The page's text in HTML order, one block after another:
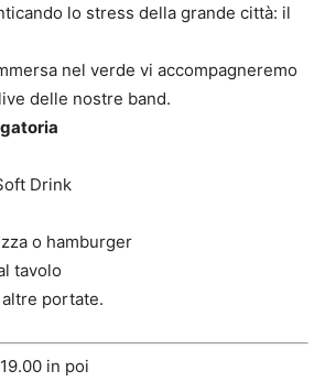
lo stress della grande città: il
nel verde vi accompagneremo
delle nostre band.
Drink
o hamburger
tavolo
portate.
in poi